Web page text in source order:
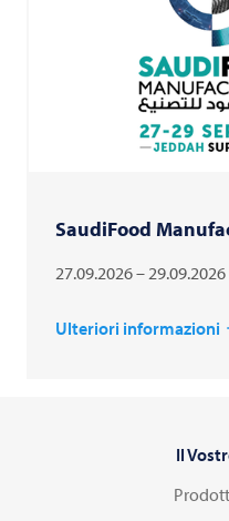
SaudiFood
27.09.2026 – 29.09.2026
Ulteriori informazioni
Il